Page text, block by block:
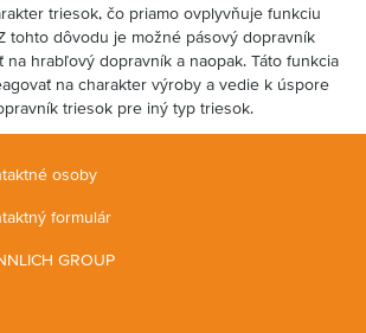
triesok, čo priamo ovplyvňuje funkciu
tohto dôvodu je možné pásový dopravník
na hrabľový dopravník a naopak. Táto funkcia
na charakter výroby a vedie k úspore
triesok pre iný typ triesok.
osoby
formulár
GROUP